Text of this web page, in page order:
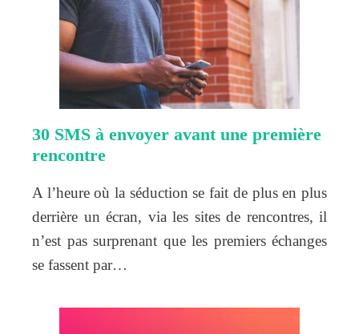
30 SMS à envoyer avant une première
rencontre
A l’heure où la séduction se fait de plus en plus
derrière un écran, via les sites de rencontres, il
n’est pas surprenant que les premiers échanges
se fassent par…